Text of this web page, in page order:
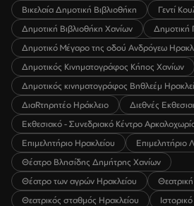
Βικελαία Δημοτική Βιβλιοθήκη
Γεντί
Δημοτική Βιβλιοθήκη Χανίων
Δημοτική
Δημοτικό Μέγαρο της οδού Ανδρόγεω
Δημοτικός Κινηματογράφος Κήπος Χανίων
Δημοτικός κινηματογράφος Βηθλεέμ
ΔιαRτηρητέο Ηράκλειο
Διεθνές
Εκθεσιακό - Συνεδριακό Κέντρο
Επιμελητήριο Ηρακλείου
Επιμελητήριο
Θέατρο Βλησίδης Δημήτρης Χανίων
Θέατρο των αγρών Ηρακλείου
Θεατρικός σταθμός Ηρακλείου